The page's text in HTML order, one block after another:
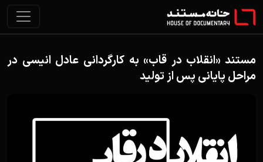
مستند «انقلاب در قاب» به کارگردانی عادل انیسی در
مراحل پایانی پس از تولید